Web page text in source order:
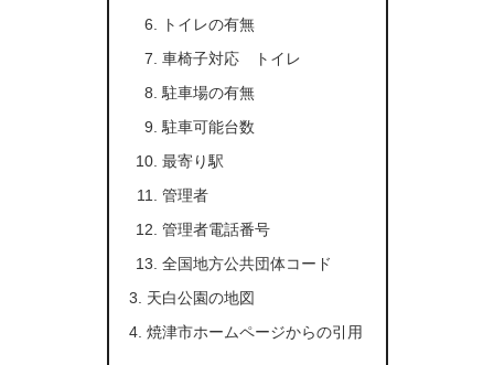
トイレの有無
車椅子対応 トイレ
駐車場の有無
駐車可能台数
最寄り駅
管理者
管理者電話番号
全国地方公共団体コード
天白公園の地図
焼津市ホームページからの引用